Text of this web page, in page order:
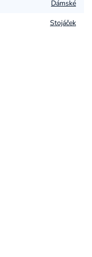
Dámské
Stojáček